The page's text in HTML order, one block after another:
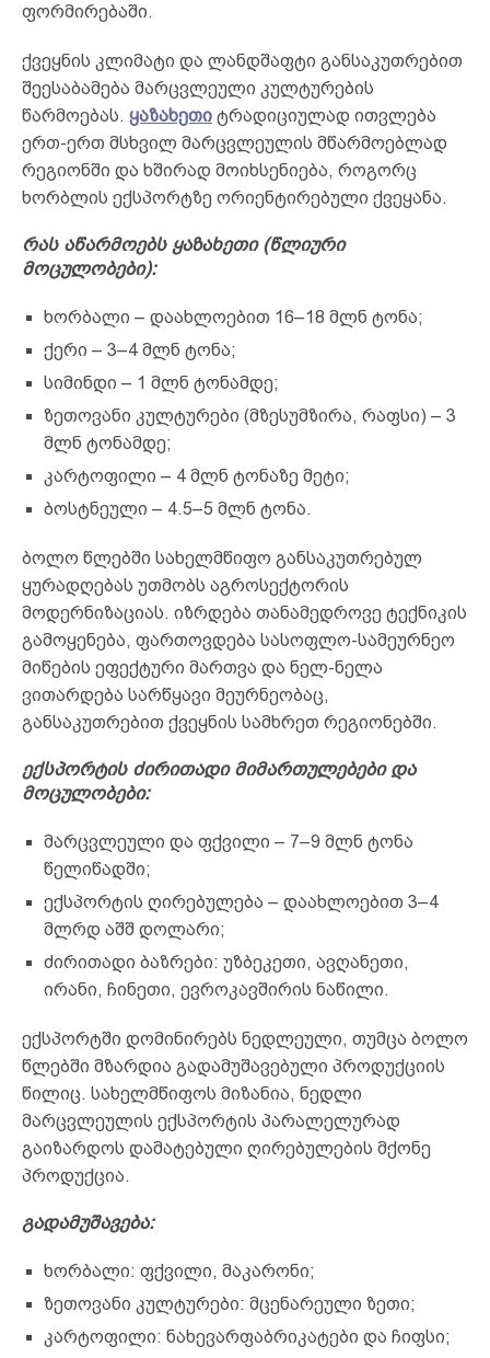
ფორმირებაში.
ქვეყნის კლიმატი და ლანდშაფტი განსაკუთრებით
შეესაბამება მარცვლეული კულტურების
წარმოებას. ყაზახეთი ტრადიციულად ითვლება
ერთ-ერთ მსხვილ მარცვლეულის მწარმოებლად
რეგიონში და ხშირად მოიხსენიება, როგორც
ხორბლის ექსპორტზე ორიენტირებული ქვეყანა.
რას აწარმოებს ყაზახეთი (წლიური
მოცულობები):
ხორბალი – დაახლოებით 16–18 მლნ ტონა;
ქერი – 3–4 მლნ ტონა;
სიმინდი – 1 მლნ ტონამდე;
ზეთოვანი კულტურები (მზესუმზირა, რაფსი) – 3
მლნ ტონამდე;
კარტოფილი – 4 მლნ ტონაზე მეტი;
ბოსტნეული – 4.5–5 მლნ ტონა.
ბოლო წლებში სახელმწიფო განსაკუთრებულ
ყურადღებას უთმობს აგროსექტორის
მოდერნიზაციას. იზრდება თანამედროვე ტექნიკის
გამოყენება, ფართოვდება სასოფლო-სამეურნეო
მიწების ეფექტური მართვა და ნელ-ნელა
ვითარდება სარწყავი მეურნეობაც,
განსაკუთრებით ქვეყნის სამხრეთ რეგიონებში.
ექსპორტის ძირითადი მიმართულებები და
მოცულობები:
მარცვლეული და ფქვილი – 7–9 მლნ ტონა
წელიწადში;
ექსპორტის ღირებულება – დაახლოებით 3–4
მლრდ აშშ დოლარი;
ძირითადი ბაზრები: უზბეკეთი, ავღანეთი,
ირანი, ჩინეთი, ევროკავშირის ნაწილი.
ექსპორტში დომინირებს ნედლეული, თუმცა ბოლო
წლებში მზარდია გადამუშავებული პროდუქციის
წილიც. სახელმწიფოს მიზანია, ნედლი
მარცვლეულის ექსპორტის პარალელურად
გაიზარდოს დამატებული ღირებულების მქონე
პროდუქცია.
გადამუშავება:
ხორბალი: ფქვილი, მაკარონი;
ზეთოვანი კულტურები: მცენარეული ზეთი;
კარტოფილი: ნახევარფაბრიკატები და ჩიფსი;